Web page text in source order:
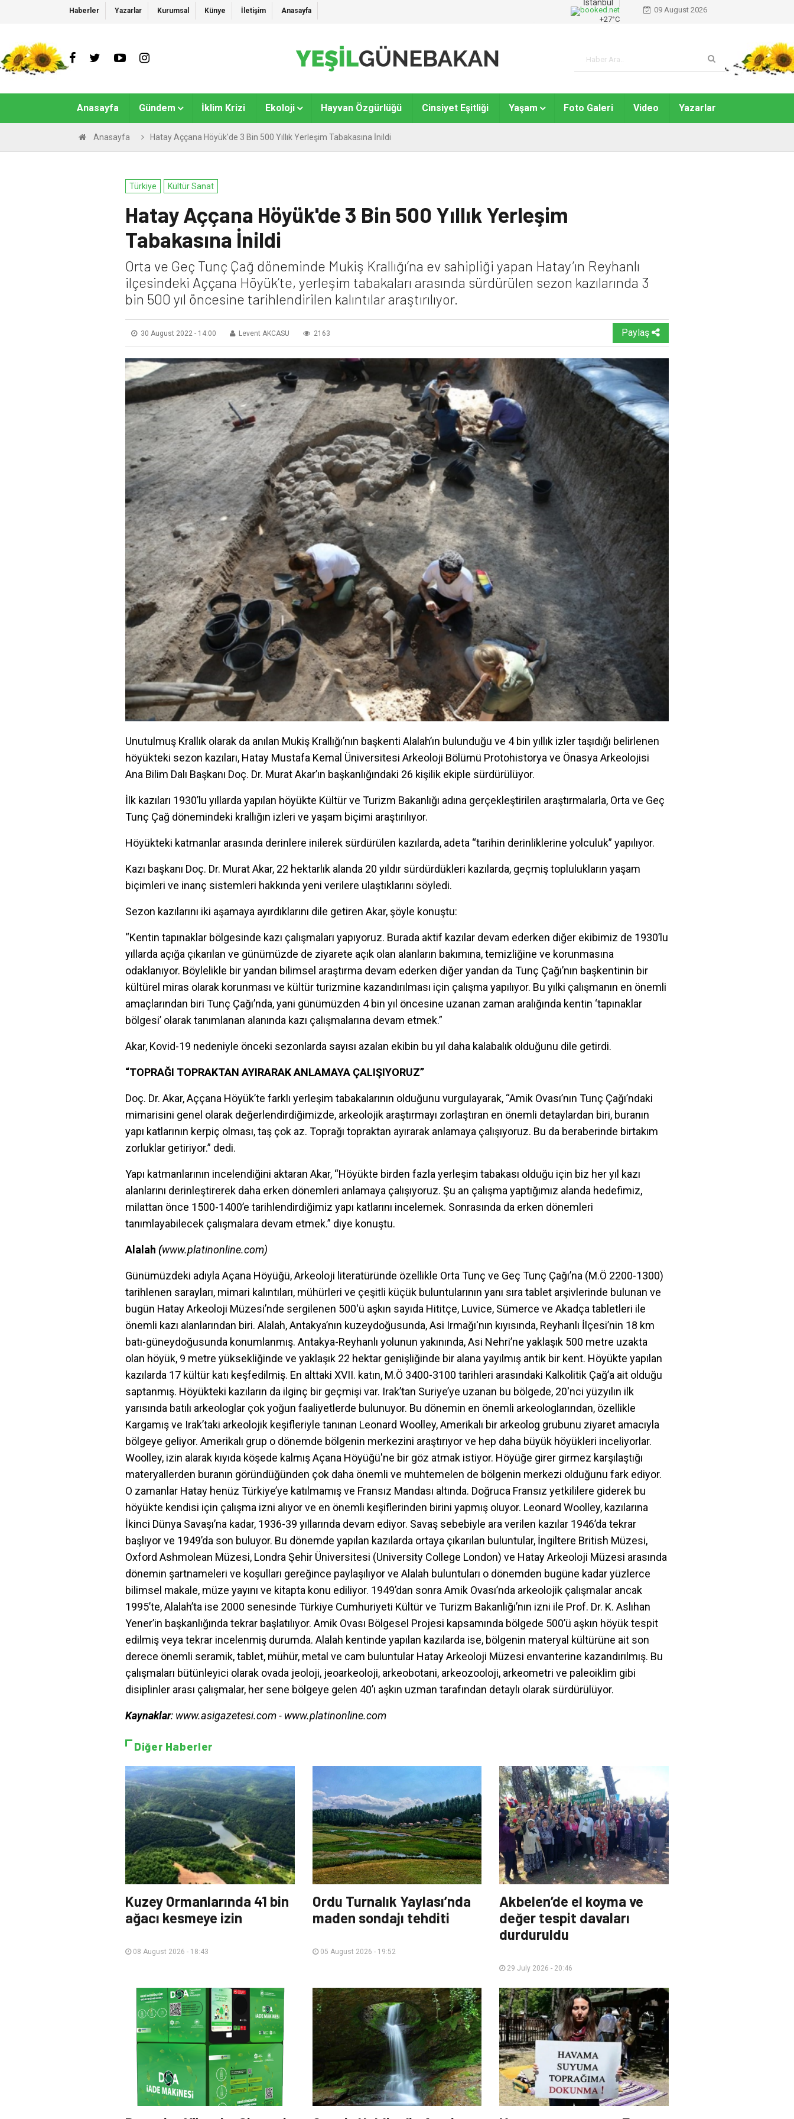
Haberler Yazarlar Kurumsal Künye İletişim Anasayfa
İstanbul
+27°C
09 August 2026
Anasayfa Gündem İklim Krizi Ekoloji Hayvan Özgürlüğü Cinsiyet Eşitliği Yaşam Foto Galeri Video Yazarlar
Anasayfa Hatay Aççana Höyük'de 3 Bin 500 Yıllık Yerleşim Tabakasına İnildi
Türkiye Kültür Sanat
Hatay Aççana Höyük'de 3 Bin 500 Yıllık Yerleşim
Tabakasına İnildi
Orta ve Geç Tunç Çağ döneminde Mukiş Krallığı’na ev sahipliği yapan Hatay’ın Reyhanlı
ilçesindeki Aççana Höyük’te, yerleşim tabakaları arasında sürdürülen sezon kazılarında 3
bin 500 yıl öncesine tarihlendirilen kalıntılar araştırılıyor.
30 August 2022 - 14:00 Levent AKCASU 2163 Paylaş
Unutulmuş Krallık olarak da anılan Mukiş Krallığı’nın başkenti Alalah’ın bulunduğu ve 4 bin yıllık izler taşıdığı belirlenen
höyükteki sezon kazıları, Hatay Mustafa Kemal Üniversitesi Arkeoloji Bölümü Protohistorya ve Önasya Arkeolojisi
Ana Bilim Dalı Başkanı Doç. Dr. Murat Akar’ın başkanlığındaki 26 kişilik ekiple sürdürülüyor.
İlk kazıları 1930’lu yıllarda yapılan höyükte Kültür ve Turizm Bakanlığı adına gerçekleştirilen araştırmalarla, Orta ve Geç
Tunç Çağ dönemindeki krallığın izleri ve yaşam biçimi araştırılıyor.
Höyükteki katmanlar arasında derinlere inilerek sürdürülen kazılarda, adeta “tarihin derinliklerine yolculuk” yapılıyor.
Kazı başkanı Doç. Dr. Murat Akar, 22 hektarlık alanda 20 yıldır sürdürdükleri kazılarda, geçmiş toplulukların yaşam
biçimleri ve inanç sistemleri hakkında yeni verilere ulaştıklarını söyledi.
Sezon kazılarını iki aşamaya ayırdıklarını dile getiren Akar, şöyle konuştu:
“Kentin tapınaklar bölgesinde kazı çalışmaları yapıyoruz. Burada aktif kazılar devam ederken diğer ekibimiz de 1930’lu
yıllarda açığa çıkarılan ve günümüzde de ziyarete açık olan alanların bakımına, temizliğine ve korunmasına
odaklanıyor. Böylelikle bir yandan bilimsel araştırma devam ederken diğer yandan da Tunç Çağı’nın başkentinin bir
kültürel miras olarak korunması ve kültür turizmine kazandırılması için çalışma yapılıyor. Bu yılki çalışmanın en önemli
amaçlarından biri Tunç Çağı’nda, yani günümüzden 4 bin yıl öncesine uzanan zaman aralığında kentin ‘tapınaklar
bölgesi’ olarak tanımlanan alanında kazı çalışmalarına devam etmek.”
Akar, Kovid-19 nedeniyle önceki sezonlarda sayısı azalan ekibin bu yıl daha kalabalık olduğunu dile getirdi.
“TOPRAĞI TOPRAKTAN AYIRARAK ANLAMAYA ÇALIŞIYORUZ”
Doç. Dr. Akar, Aççana Höyük’te farklı yerleşim tabakalarının olduğunu vurgulayarak, “Amik Ovası’nın Tunç Çağı’ndaki
mimarisini genel olarak değerlendirdiğimizde, arkeolojik araştırmayı zorlaştıran en önemli detaylardan biri, buranın
yapı katlarının kerpiç olması, taş çok az. Toprağı topraktan ayırarak anlamaya çalışıyoruz. Bu da beraberinde birtakım
zorluklar getiriyor.” dedi.
Yapı katmanlarının incelendiğini aktaran Akar, “Höyükte birden fazla yerleşim tabakası olduğu için biz her yıl kazı
alanlarını derinleştirerek daha erken dönemleri anlamaya çalışıyoruz. Şu an çalışma yaptığımız alanda hedefimiz,
milattan önce 1500-1400’e tarihlendirdiğimiz yapı katlarını incelemek. Sonrasında da erken dönemleri
tanımlayabilecek çalışmalara devam etmek.” diye konuştu.
Alalah (www.platinonline.com)
Günümüzdeki adıyla Açana Höyüğü, Arkeoloji literatüründe özellikle Orta Tunç ve Geç Tunç Çağı’na (M.Ö 2200-1300)
tarihlenen sarayları, mimari kalıntıları, mühürleri ve çeşitli küçük buluntularının yanı sıra tablet arşivlerinde bulunan ve
bugün Hatay Arkeoloji Müzesi’nde sergilenen 500'ü aşkın sayıda Hititçe, Luvice, Sümerce ve Akadça tabletleri ile
önemli kazı alanlarından biri. Alalah, Antakya’nın kuzeydoğusunda, Asi Irmağı'nın kıyısında, Reyhanlı İlçesi’nin 18 km
batı-güneydoğusunda konumlanmış. Antakya-Reyhanlı yolunun yakınında, Asi Nehri’ne yaklaşık 500 metre uzakta
olan höyük, 9 metre yüksekliğinde ve yaklaşık 22 hektar genişliğinde bir alana yayılmış antik bir kent. Höyükte yapılan
kazılarda 17 kültür katı keşfedilmiş. En alttaki XVII. katın, M.Ö 3400-3100 tarihleri arasındaki Kalkolitik Çağ’a ait olduğu
saptanmış. Höyükteki kazıların da ilginç bir geçmişi var. Irak’tan Suriye’ye uzanan bu bölgede, 20'nci yüzyılın ilk
yarısında batılı arkeologlar çok yoğun faaliyetlerde bulunuyor. Bu dönemin en önemli arkeologlarından, özellikle
Kargamış ve Irak’taki arkeolojik keşifleriyle tanınan Leonard Woolley, Amerikalı bir arkeolog grubunu ziyaret amacıyla
bölgeye geliyor. Amerikalı grup o dönemde bölgenin merkezini araştırıyor ve hep daha büyük höyükleri inceliyorlar.
Woolley, izin alarak kıyıda köşede kalmış Açana Höyüğü'ne bir göz atmak istiyor. Höyüğe girer girmez karşılaştığı
materyallerden buranın göründüğünden çok daha önemli ve muhtemelen de bölgenin merkezi olduğunu fark ediyor.
O zamanlar Hatay henüz Türkiye’ye katılmamış ve Fransız Mandası altında. Doğruca Fransız yetkililere giderek bu
höyükte kendisi için çalışma izni alıyor ve en önemli keşiflerinden birini yapmış oluyor. Leonard Woolley, kazılarına
İkinci Dünya Savaşı’na kadar, 1936-39 yıllarında devam ediyor. Savaş sebebiyle ara verilen kazılar 1946’da tekrar
başlıyor ve 1949’da son buluyor. Bu dönemde yapılan kazılarda ortaya çıkarılan buluntular, İngiltere British Müzesi,
Oxford Ashmolean Müzesi, Londra Şehir Üniversitesi (University College London) ve Hatay Arkeoloji Müzesi arasında
dönemin şartnameleri ve koşulları gereğince paylaşılıyor ve Alalah buluntuları o dönemden bugüne kadar yüzlerce
bilimsel makale, müze yayını ve kitapta konu ediliyor. 1949’dan sonra Amik Ovası’nda arkeolojik çalışmalar ancak
1995’te, Alalah’ta ise 2000 senesinde Türkiye Cumhuriyeti Kültür ve Turizm Bakanlığı’nın izni ile Prof. Dr. K. Aslıhan
Yener’in başkanlığında tekrar başlatılıyor. Amik Ovası Bölgesel Projesi kapsamında bölgede 500’ü aşkın höyük tespit
edilmiş veya tekrar incelenmiş durumda. Alalah kentinde yapılan kazılarda ise, bölgenin materyal kültürüne ait son
derece önemli seramik, tablet, mühür, metal ve cam buluntular Hatay Arkeoloji Müzesi envanterine kazandırılmış. Bu
çalışmaları bütünleyici olarak ovada jeoloji, jeoarkeoloji, arkeobotani, arkeozooloji, arkeometri ve paleoiklim gibi
disiplinler arası çalışmalar, her sene bölgeye gelen 40’ı aşkın uzman tarafından detaylı olarak sürdürülüyor.
Kaynaklar: www.asigazetesi.com - www.platinonline.com
Diğer Haberler
Kuzey Ormanlarında 41 bin
ağacı kesmeye izin
08 August 2026 - 18:43
Ordu Turnalık Yaylası’nda
maden sondajı tehditi
05 August 2026 - 19:52
Akbelen’de el koyma ve
değer tespit davaları
durduruldu
29 July 2026 - 20:46